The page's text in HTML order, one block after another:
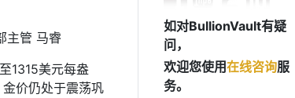
主管 马睿
1315美元每盎
价仍处于震荡巩
如对BullionVault有疑
问，
欢迎您使用在线咨询服
务。